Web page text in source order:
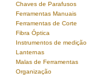
Chaves de Parafusos
Ferramentas Manuais
Ferramentas de Corte
Fibra Óptica
Instrumentos de medição
Lanternas
Malas de Ferramentas
Organização